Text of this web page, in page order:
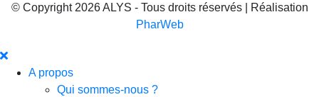
© Copyright 2026 ALYS - Tous droits réservés | Réalisation
PharWeb
A propos
Qui sommes-nous ?